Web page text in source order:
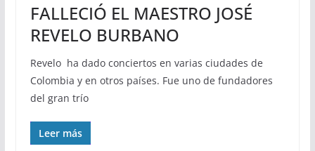
FALLECIÓ EL MAESTRO JOSÉ
REVELO BURBANO
Revelo ha dado conciertos en varias ciudades de
Colombia y en otros países. Fue uno de fundadores
del gran trío
Leer más